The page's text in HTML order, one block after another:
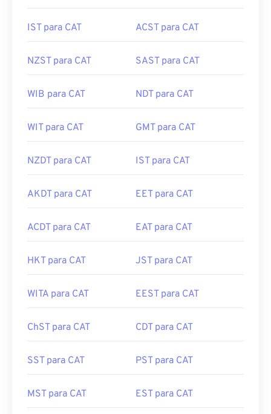
IST para CAT ACST para CAT
NZST para CAT SAST para CAT
WIB para CAT NDT para CAT
WIT para CAT GMT para CAT
NZDT para CAT IST para CAT
AKDT para CAT EET para CAT
ACDT para CAT EAT para CAT
HKT para CAT JST para CAT
WITA para CAT EEST para CAT
ChST para CAT CDT para CAT
SST para CAT PST para CAT
MST para CAT EST para CAT